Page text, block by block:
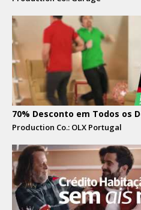
70% Desconto em Todos os
Production Co.: OLX Portugal